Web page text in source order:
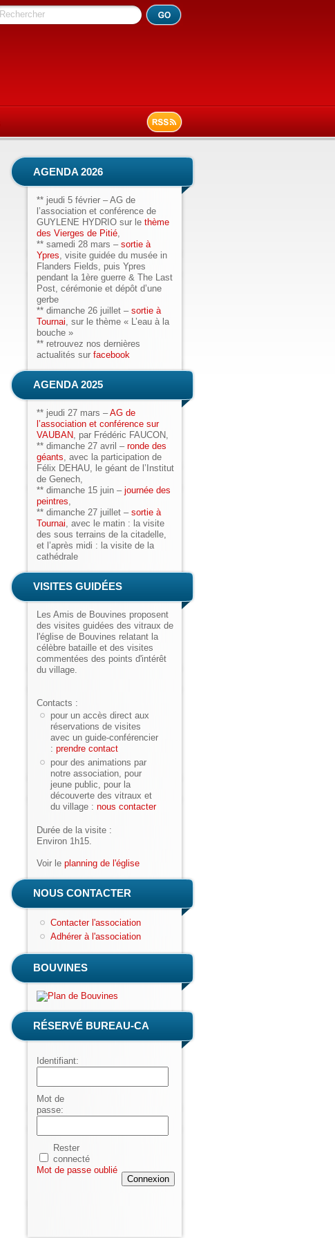
Rechercher
AGENDA 2026
** jeudi 5 février – AG de
l’association et conférence de
GUYLENE HYDRIO sur le thème
des Vierges de Pitié,
** samedi 28 mars – sortie à
Ypres, visite guidée du musée in
Flanders Fields, puis Ypres
pendant la 1ère guerre & The Last
Post, cérémonie et dépôt d’une
gerbe
** dimanche 26 juillet – sortie à
Tournai, sur le thème « L’eau à la
bouche »
** retrouvez nos dernières
actualités sur facebook
AGENDA 2025
** jeudi 27 mars –AG de
l’association et conférence sur
VAUBAN, par Frédéric FAUCON,
** dimanche 27 avril – ronde des
géants, avec la participation de
Félix DEHAU, le géant de l’Institut
de Genech,
** dimanche 15 juin – journée des
peintres,
** dimanche 27 juillet – sortie à
Tournai, avec le matin : la visite
des sous terrains de la citadelle,
et l’après midi : la visite de la
cathédrale
VISITES GUIDÉES
Les Amis de Bouvines proposent
des visites guidées des vitraux de
l'église de Bouvines relatant la
célèbre bataille et des visites
commentées des points d'intérêt
du village.
Contacts :
pour un accès direct aux
réservations de visites
avec un guide-conférencier
: prendre contact
pour des animations par
notre association, pour
jeune public, pour la
découverte des vitraux et
du village : nous contacter
Durée de la visite :
Environ 1h15.
Voir le planning de l'église
NOUS CONTACTER
Contacter l'association
Adhérer à l'association
BOUVINES
RÉSERVÉ BUREAU-CA
Identifiant:
Mot de
passe:
Rester
connecté
Connexion
Mot de passe oublié